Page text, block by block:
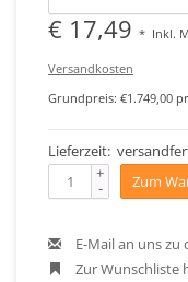
€ 17,49 * Inkl.
Versandkosten
Grundpreis: €1.749,00
Lieferzeit:
+
- Zum
E-Mail an uns
Zur Wunschliste